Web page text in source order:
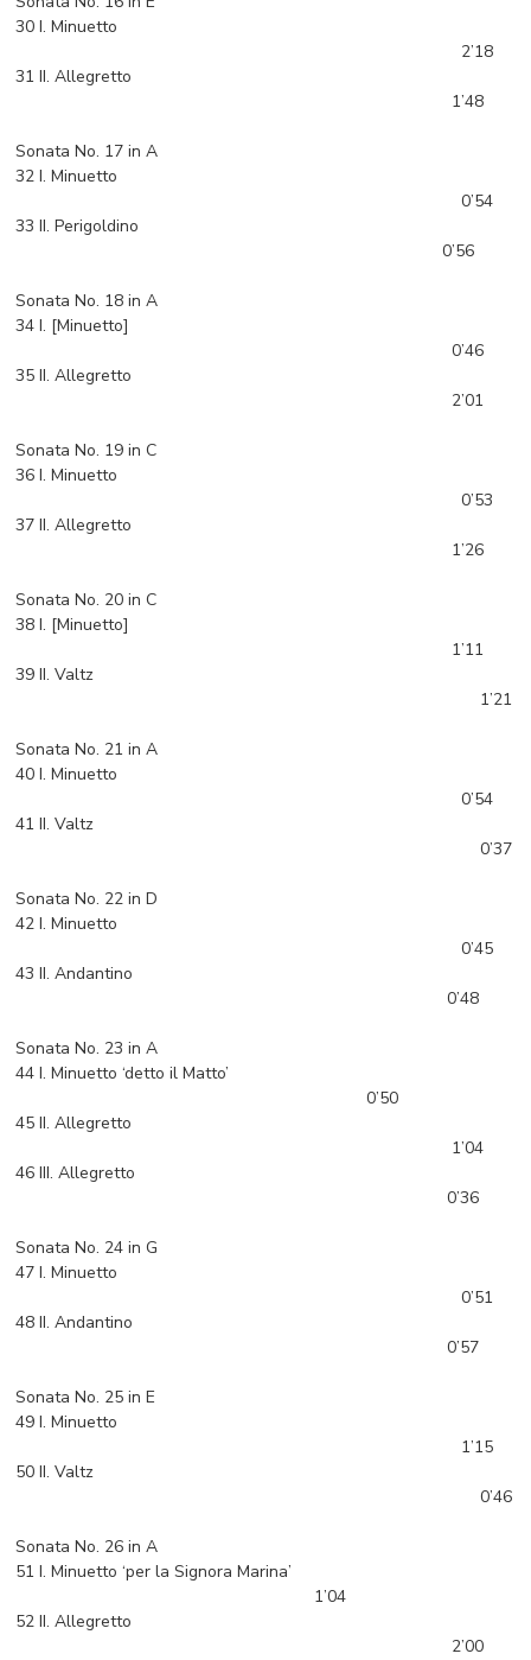
30 I. Minuetto
2’18
31 II. Allegretto
1’48
Sonata No. 17 in A
32 I. Minuetto
0’54
33 II. Perigoldino
0’56
Sonata No. 18 in A
34 I. [Minuetto]
0’46
35 II. Allegretto
2’01
Sonata No. 19 in C
36 I. Minuetto
0’53
37 II. Allegretto
1’26
Sonata No. 20 in C
38 I. [Minuetto]
1’11
39 II. Valtz
1’21
Sonata No. 21 in A
40 I. Minuetto
0’54
41 II. Valtz
0’37
Sonata No. 22 in D
42 I. Minuetto
0’45
43 II. Andantino
0’48
Sonata No. 23 in A
44 I. Minuetto ‘detto il Matto’
0’50
45 II. Allegretto
1’04
46 III. Allegretto
0’36
Sonata No. 24 in G
47 I. Minuetto
0’51
48 II. Andantino
0’57
Sonata No. 25 in E
49 I. Minuetto
1’15
50 II. Valtz
0’46
Sonata No. 26 in A
51 I. Minuetto ‘per la Signora Marina’
1’04
52 II. Allegretto
2’00